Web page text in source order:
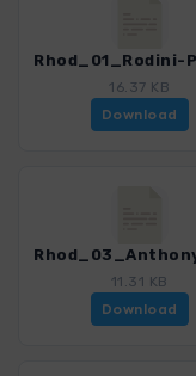
16.37 KB
Download
11.31 KB
Download